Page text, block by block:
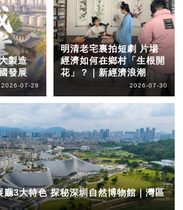
製造
發展
2026-07-28
明清老宅裏拍短劇 片場
經濟如何在鄉村「生根開
花」？｜新經濟浪潮
2026-07-30
廳3大特色 探秘深圳自然博物館｜灣區